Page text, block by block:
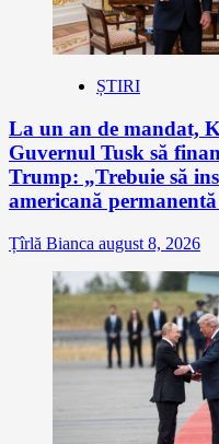
ȘTIRI
La un an de mandat,
Guvernul Tusk să
Trump: „Trebuie să
americană
Țîrlă Bianca august 8, 2026